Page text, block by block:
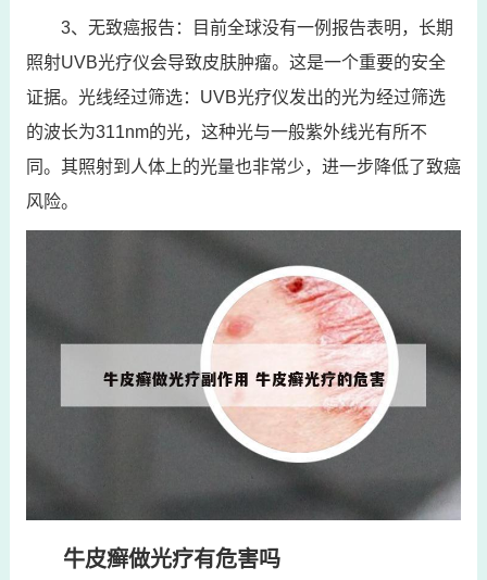
3、无致癌报告：目前全球没有一例报告表明，长期
照射UVB光疗仪会导致皮肤肿瘤。这是一个重要的安全
证据。光线经过筛选：UVB光疗仪发出的光为经过筛选
的波长为311nm的光，这种光与一般紫外线光有所不
同。其照射到人体上的光量也非常少，进一步降低了致癌
风险。
牛皮癣做光疗有危害吗